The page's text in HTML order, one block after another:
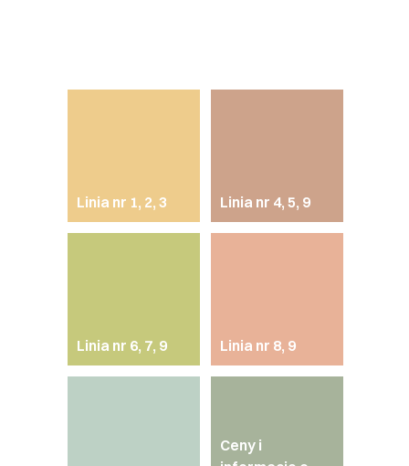
Linia nr 1, 2, 3 Linia nr 4, 5, 9
Linia nr 6, 7, 9 Linia nr 8, 9
Ceny i